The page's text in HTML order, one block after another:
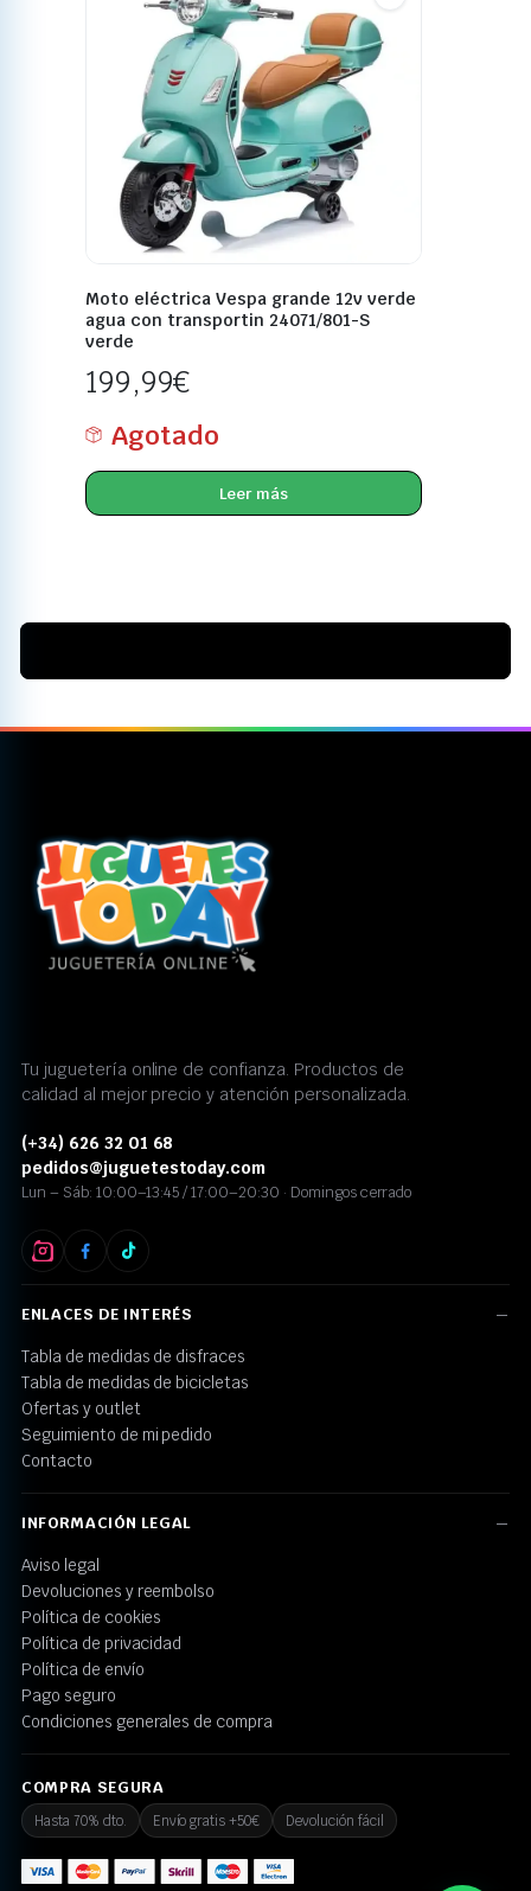
Moto eléctrica Vespa grande 12v verde
agua con transportin 24071/801-S
verde
199,99€
Agotado
Leer más
Tu juguetería online de confianza. Productos de
calidad al mejor precio y atención personalizada.
(+34) 626 32 01 68
pedidos@juguetestoday.com
Lun – Sáb: 10:00–13:45 / 17:00–20:30 · Domingos cerrado
ENLACES DE INTERÉS
Tabla de medidas de disfraces
Tabla de medidas de bicicletas
Ofertas y outlet
Seguimiento de mi pedido
Contacto
INFORMACIÓN LEGAL
Aviso legal
Devoluciones y reembolso
Política de cookies
Política de privacidad
Política de envío
Pago seguro
Condiciones generales de compra
COMPRA SEGURA
Hasta 70% dto. Envío gratis +50€ Devolución fácil